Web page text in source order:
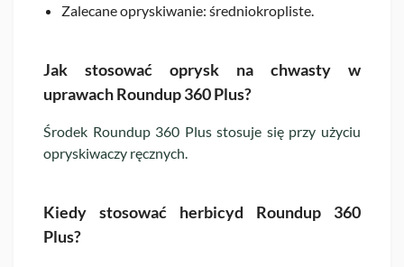
Zalecane opryskiwanie: średniokropliste.
Jak stosować oprysk na chwasty w
uprawach Roundup 360 Plus?
Środek Roundup 360 Plus stosuje się przy użyciu
opryskiwaczy ręcznych.
Kiedy stosować herbicyd Roundup 360
Plus?